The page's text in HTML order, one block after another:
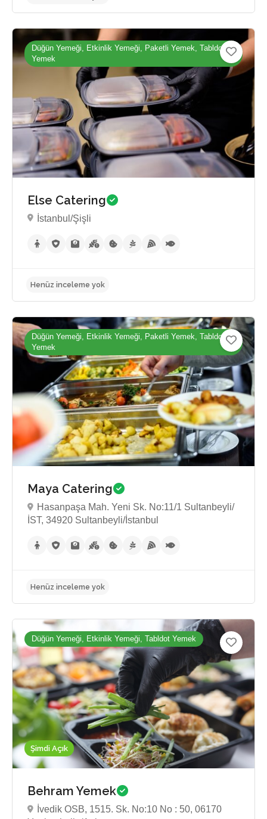
Henüz inceleme yok
Düğün Yemeği, Etkinlik Yemeği, Paketli Yemek, Tabldot
Yemek
Else Catering
İstanbul/Şişli
Henüz inceleme yok
Düğün Yemeği, Etkinlik Yemeği, Paketli Yemek, Tabldot
Yemek
Maya Catering
Hasanpaşa Mah. Yeni Sk. No:11/1 Sultanbeyli/
İST, 34920 Sultanbeyli/İstanbul
Henüz inceleme yok
Şimdi Açık
Düğün Yemeği, Etkinlik Yemeği, Tabldot Yemek
Behram Yemek
İvedik OSB, 1515. Sk. No:10 No : 50, 06170